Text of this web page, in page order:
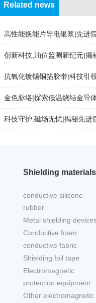
Related news
高性能换能片导电银浆|先进
创新科技,油位监测新纪元|揭秘高
抗氧化镀锡铜箔胶带|科技引
金色脉络|探索低温烧结金导
科技守护,磁场无忧|揭秘先进院创
Shielding materials
conductive silicone
rubber
Metal shielding
Conductive foam
conductive fabric
Shielding foil tape
Electromagnetic
protection equipment
Other electromagnetic